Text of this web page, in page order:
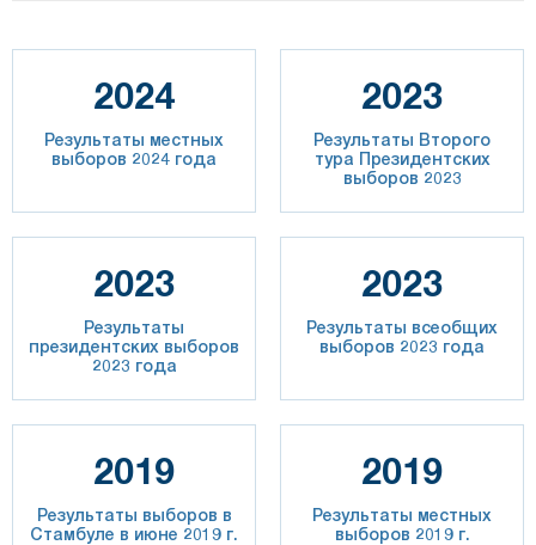
2024
Результаты местных
выборов 2024 года
2023
Результаты Второго
тура Президентских
выборов 2023
2023
Результаты
президентских выборов
2023 года
2023
Результаты всеобщих
выборов 2023 года
2019
Результаты выборов в
Стамбуле в июне 2019 г.
2019
Результаты местных
выборов 2019 г.